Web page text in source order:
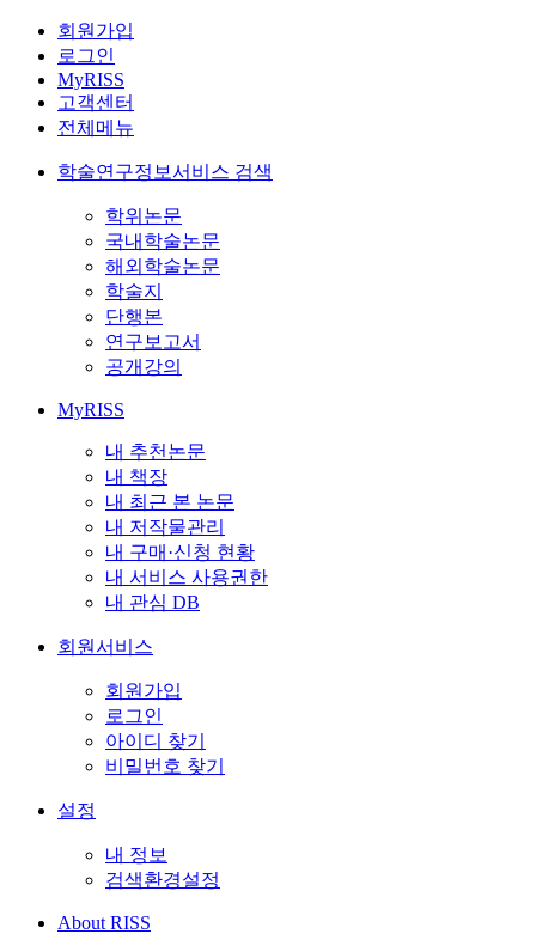
회원가입
로그인
MyRISS
고객센터
전체메뉴
학술연구정보서비스 검색
학위논문
국내학술논문
해외학술논문
학술지
단행본
연구보고서
공개강의
MyRISS
내 추천논문
내 책장
내 최근 본 논문
내 저작물관리
내 구매·신청 현황
내 서비스 사용권한
내 관심 DB
회원서비스
회원가입
로그인
아이디 찾기
비밀번호 찾기
설정
내 정보
검색환경설정
About RISS